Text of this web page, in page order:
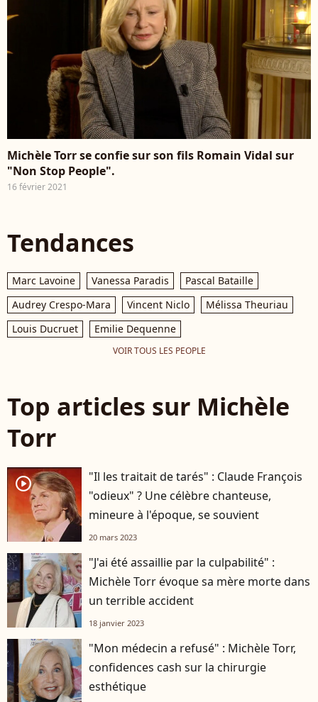
Michèle Torr se confie sur son fils Romain Vidal sur
"Non Stop People".
16 février 2021
Tendances
Marc Lavoine Vanessa Paradis
Pascal Bataille
Audrey Crespo-Mara
Vincent Niclo
Mélissa Theuriau
Louis Ducruet
Emilie Dequenne
VOIR TOUS LES PEOPLE
Top articles sur Michèle
Torr
player2
"Il les traitait de tarés" : Claude François
"odieux" ? Une célèbre chanteuse,
mineure à l'époque, se souvient
20 mars 2023
"J'ai été assaillie par la culpabilité" :
Michèle Torr évoque sa mère morte dans
un terrible accident
18 janvier 2023
"Mon médecin a refusé" : Michèle Torr,
confidences cash sur la chirurgie
esthétique